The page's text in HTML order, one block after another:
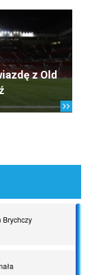
z Old
Brychczy